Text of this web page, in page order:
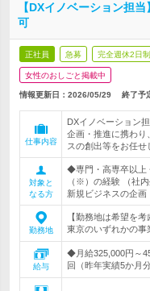
【DXイノベーション担
可
正社員 急募 完全週休2日制
女性のおしごと掲載中
情報更新日：2026/05/29 終了予
仕事内容
DXイノベーション
企画・推進に携わり
スの創出等をお任せ
対象と
なる方
◆専門・高専卒以上
（※）の経験 （社
新規ビジネスの企画
勤務地
【勤務地は希望を
東京のいずれかの事
給与
◆月給325,000円～
回（昨年実績5か月